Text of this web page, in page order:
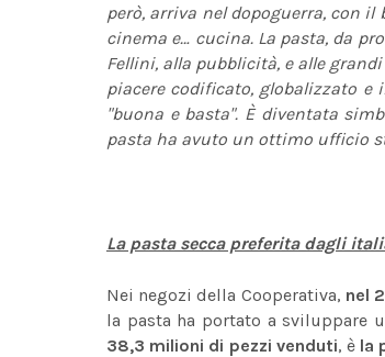
però, arriva nel dopoguerra, con
cinema e… cucina. La pasta, da
Fellini, alla pubblicità, e alle
piacere codificato, globalizzato e
"buona e basta". È diventata
pasta ha avuto un ottimo ufficio
La pasta secca preferita dagli
Nei negozi della Cooperativa, nel
la pasta ha portato a sviluppare
38,3 milioni di pezzi venduti, è la